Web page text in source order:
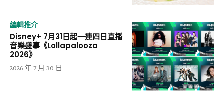
編輯推介
Disney+ 7月31日起一連四日直播
音樂盛事《Lollapalooza
2026》
2026 年 7 月 30 日